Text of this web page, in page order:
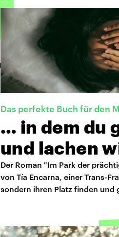
Das perfekte Buch für den
… in dem du
und lachen
Der Roman "Im Park der
von Tía Encarna, einer Trans-
sondern ihren Platz finden und